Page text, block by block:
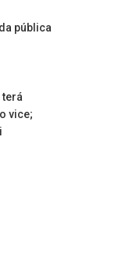
pública
terá
vice;